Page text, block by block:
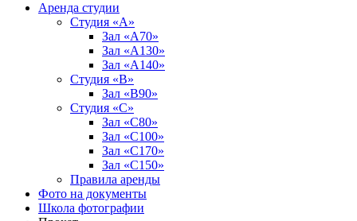
Аренда студии
Студия «А»
Зал «А70»
Зал «А130»
Зал «A140»
Студия «В»
Зал «В90»
Студия «С»
Зал «С80»
Зал «С100»
Зал «С170»
Зал «С150»
Правила аренды
Фото на документы
Школа фотографии